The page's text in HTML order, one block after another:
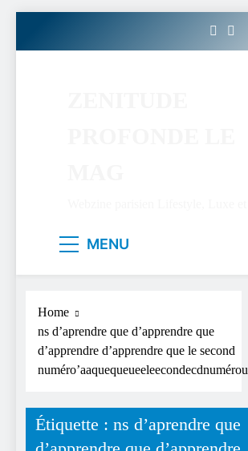
MENU
Home
ns d’aprendre que d’apprendre que
d’apprendre d’apprendre que le second
numéro’aaquequeueeleecondecdnumérou
Étiquette : ns d’aprendre que